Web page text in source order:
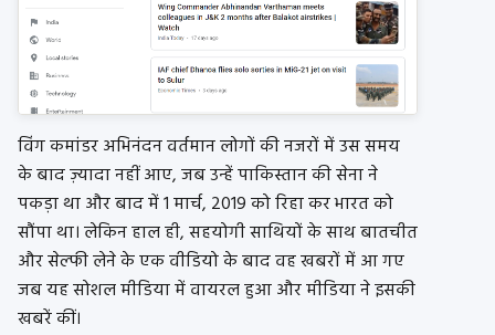
विंग कमांडर अभिनंदन वर्तमान लोगों की नजरों में उस समय
के बाद ज़्यादा नहीं आए, जब उन्हें पाकिस्तान की सेना ने
पकड़ा था और बाद में 1 मार्च, 2019 को रिहा कर भारत को
सौंपा था। लेकिन हाल ही, सहयोगी साथियों के साथ बातचीत
और सेल्फी लेने के एक वीडियो के बाद वह खबरों में आ गए
जब यह सोशल मीडिया में वायरल हुआ और मीडिया ने इसकी
खबरें कीं।